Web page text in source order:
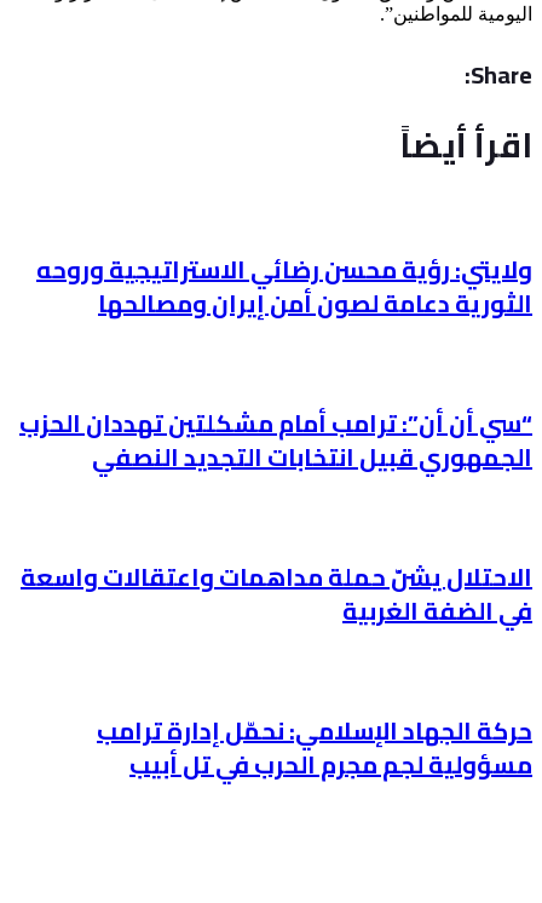
اليومية للمواطنين”.
Share:
اقرأ أيضاً
ولايتي: رؤية محسن رضائي الاستراتيجية وروحه
الثورية دعامة لصون أمن إيران ومصالحها
“سي أن أن”: ترامب أمام مشكلتين تهددان الحزب
الجمهوري قبيل انتخابات التجديد النصفي
الاحتلال يشنّ حملة مداهمات واعتقالات واسعة
في الضفة الغربية
حركة الجهاد الإسلامي: نحمّل إدارة ترامب
مسؤولية لجم مجرم الحرب في تل أبيب